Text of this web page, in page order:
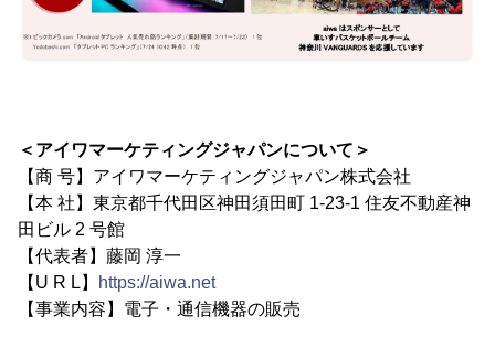
＜アイワマーケティングジャパンについて＞
【商 号】アイワマーケティングジャパン株式会社
【本 社】東京都千代田区神田須田町 1-23-1 住友不動産神
田ビル 2 号館
【代表者】藤岡 淳一
【U R L】
https://aiwa.net
【事業内容】電子・通信機器の販売